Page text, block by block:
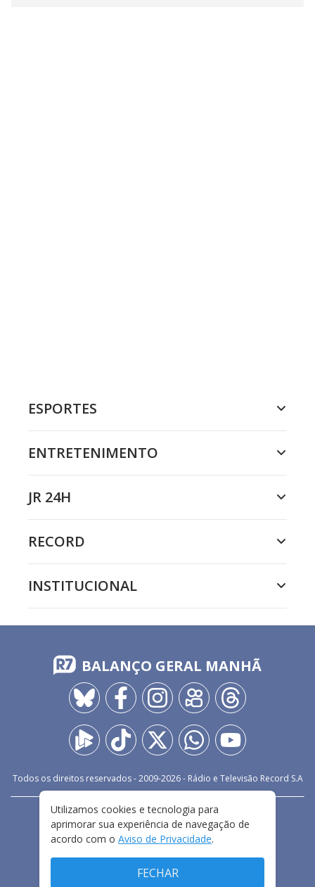
ESPORTES
ENTRETENIMENTO
JR 24H
RECORD
INSTITUCIONAL
BALANÇO GERAL MANHÃ
Todos os direitos reservados - 2009-2026- Rádio e Televisão Record S.A
FALE CONOSCO
PRIVACIDADE
TERMOS E CONDIÇÕES DE USO
Utilizamos cookies e tecnologia para
aprimorar sua experiência de navegação de
acordo com o Aviso de Privacidade.
FECHAR